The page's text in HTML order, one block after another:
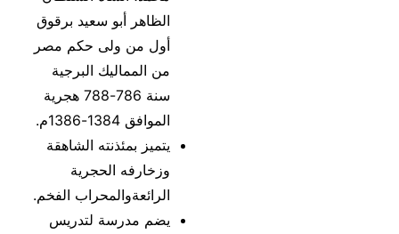
الظاهر أبو سعيد برقوق
أول من ولى حكم مصر
من المماليك البرجية
سنة 786-788 هجرية
الموافق 1384-1386م.
يتميز بمئذنته الشاهقة
وزخارفه الحجرية
الرائعةوالمحراب الفخم.
يضم مدرسة لتدريس